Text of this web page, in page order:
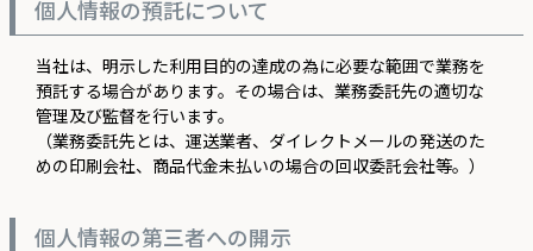
個人情報の預託について
当社は、明示した利用目的の達成の為に必要な範囲で業務を
預託する場合があります。その場合は、業務委託先の適切な
管理及び監督を行います。
（業務委託先とは、運送業者、ダイレクトメールの発送のた
めの印刷会社、商品代金未払いの場合の回収委託会社等。）
個人情報の第三者への開示